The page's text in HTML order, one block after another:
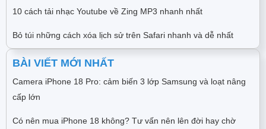
10 cách tải nhạc Youtube về Zing MP3 nhanh nhất
Bỏ túi những cách xóa lịch sử trên Safari nhanh và dễ nhất
BÀI VIẾT MỚI NHẤT
Camera iPhone 18 Pro: cảm biến 3 lớp Samsung và loạt nâng
cấp lớn
Có nên mua iPhone 18 không? Tư vấn nên lên đời hay chờ